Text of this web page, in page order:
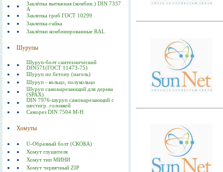
Заклёпка вытяжная (комбин.) DIN 7337
А
Заклепка гриб ГОСТ 10299
Заклепка-гайка
Заклёпки комбинированные RAL
Шурупы
Шуруп-болт сантехнический
DIN571(ГОСТ 11473-75)
Шуруп по бетону (нагель)
Шуруп - кольцо, полукольцо
Шуруп самонарезающий для дерева
(SPAX)
DIN 7976-шуруп самонарезающий с
шестигр. головкой
Саморез DIN 7504 M-H
Хомуты
U-Образный болт (СКОБА)
Хомут глушителя
Хомут тип МИНИ
Хомут червячный ZIP